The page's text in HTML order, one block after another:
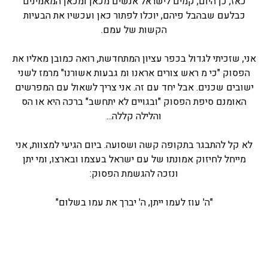
כבלעם שבהבל פיהם, יוכלו לפתור כאן ועכשיו את הבעיות
הקשות של עמם.
אני, שזכיתי לגדול בכפר עציון המתחדשת, רואה כמובן מאליו את
הפסוק "כי מ ראש צורים אראנו ומ גבעות אשורנו" מרמז לשני
ישובים שכנים. אבל יחד עם זה. אני צריך לשאול עם המפרשים
האומנם סיפת הפסוק "ובגויים לא יתחשב" ברכה היא או הס
והלילה קללה...
לא קל להתבגר בתקופה קשה ושסועה. ביום הגיעי למצוות, אני
מייחל לחיזוק אמונתו של עם ישראל בעצמו ובארצו, ומי יתן
ונזכה להגשמת הפסוק:
"ה' עוז לעמו ייתן, ה' יברך את עמו בשלום"